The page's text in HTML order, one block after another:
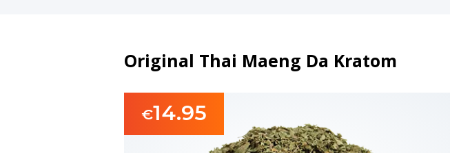
Original Thai Maeng Da Kratom
€14.95